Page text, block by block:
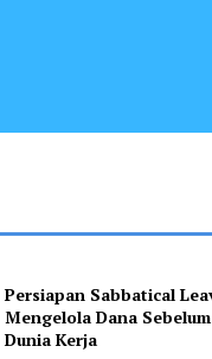
Persiapan Sabbatical
Mengelola Dana
Dunia Kerja